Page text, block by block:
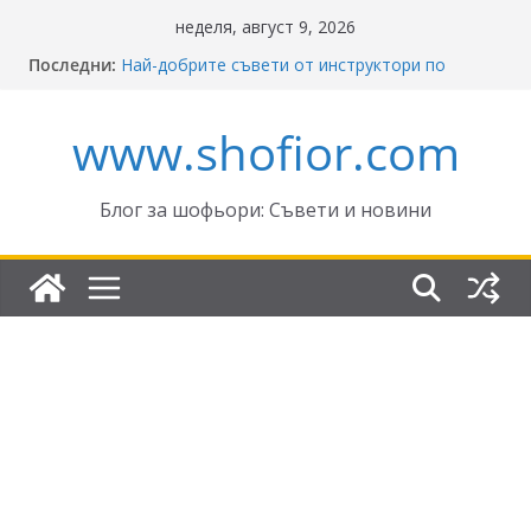
неделя, август 9, 2026
Последни: Най-добрите съвети от инструктори по
пътищата на България – в сила от 2026
ВНИМАНИЕ: Франция криминализира
Отнемане на контролни точки – по колко и
Промени в Закона за пътищата 2025–2026:
Какво трябва да знаят шофьорите?
www.shofior.com
Блог за шофьори: Съвети и новини